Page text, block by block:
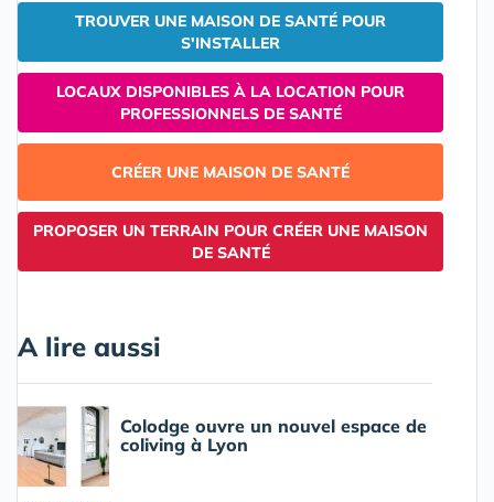
TROUVER UNE MAISON DE SANTÉ POUR
S'INSTALLER
LOCAUX DISPONIBLES À LA LOCATION POUR
PROFESSIONNELS DE SANTÉ
CRÉER UNE MAISON DE SANTÉ
PROPOSER UN TERRAIN POUR CRÉER UNE MAISON
DE SANTÉ
A lire aussi
Colodge ouvre un nouvel espace de
coliving à Lyon